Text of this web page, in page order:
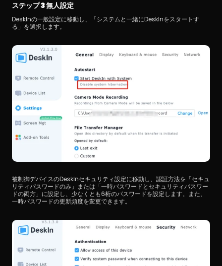
ステップ 3 無人設定
DeskInの一般設定に移動し、「システムと一緒にDeskInをスタートす
る」を選択します。
被制御デバイスのDeskInセキュリティ設定に移動し、認証方法を「セキュ
リティパスワードのみ」または「一時パスワードとセキュリティパスワー
ドの両方」に設定し、少なくとも6桁のパスワードを設定します。また、
一時パスワードの更新頻度を変更できます。